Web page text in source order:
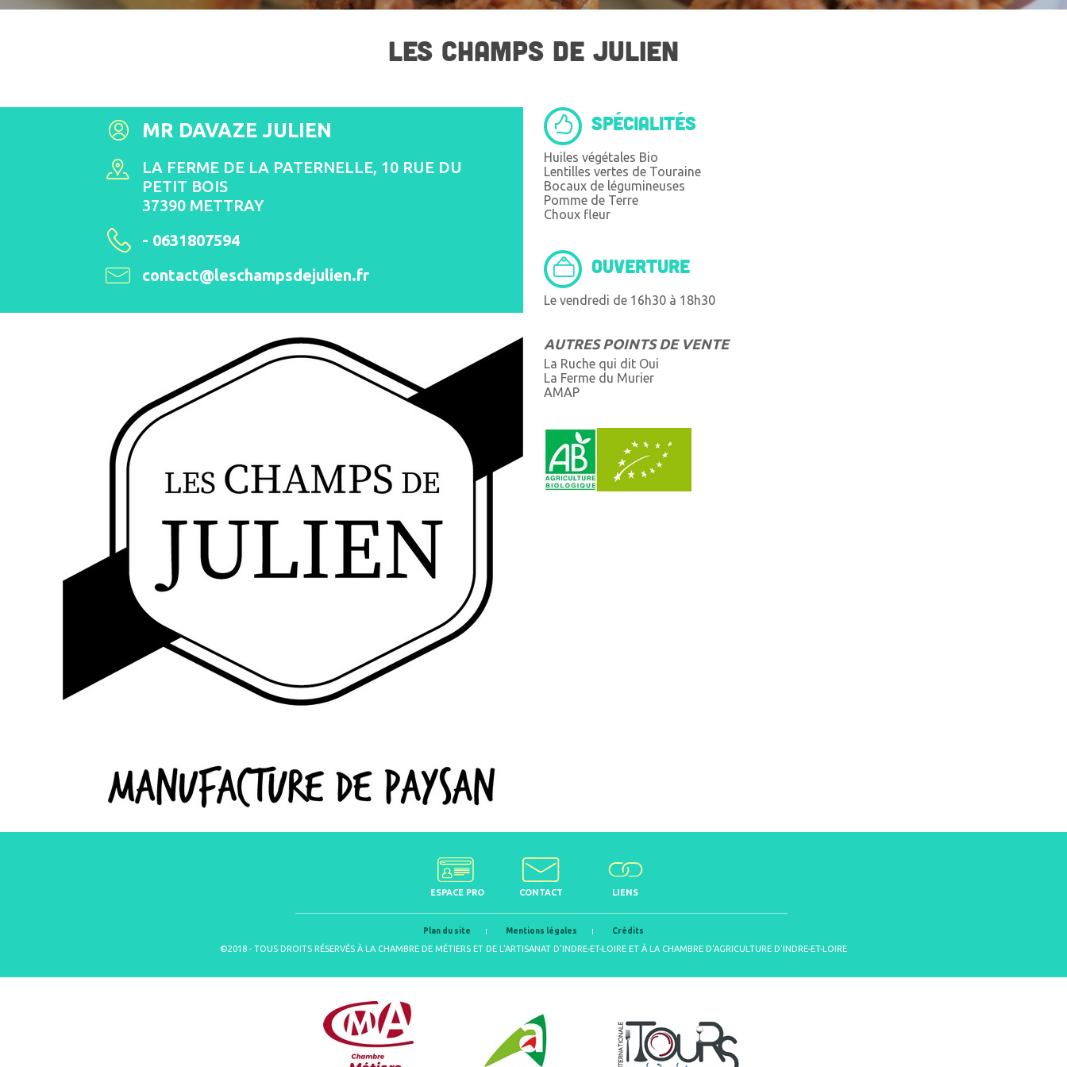
LES CHAMPS DE JULIEN
MR DAVAZE JULIEN
LA FERME DE LA PATERNELLE, 10 RUE DU
PETIT BOIS
37390 METTRAY
- 0631807594
contact@leschampsdejulien.fr
SPÉCIALITÉS
Huiles végétales Bio
Lentilles vertes de Touraine
Bocaux de légumineuses
Pomme de Terre
Choux fleur
OUVERTURE
Le vendredi de 16h30 à 18h30
AUTRES POINTS DE VENTE
La Ruche qui dit Oui
La Ferme du Murier
AMAP
ESPACE PRO CONTACT LIENS
Plan du site Mentions légales Crédits
©2018 - TOUS DROITS RÉSERVÉS À LA CHAMBRE DE MÉTIERS ET DE L'ARTISANAT D'INDRE-ET-LOIRE ET À LA CHAMBRE D'AGRICULTURE D'INDRE-ET-LOIRE